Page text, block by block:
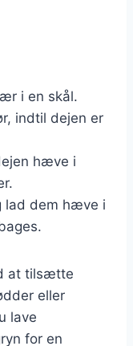
i en skål.
indtil dejen er
hæve i
lad dem hæve i
at tilsætte
eller
lave
for en